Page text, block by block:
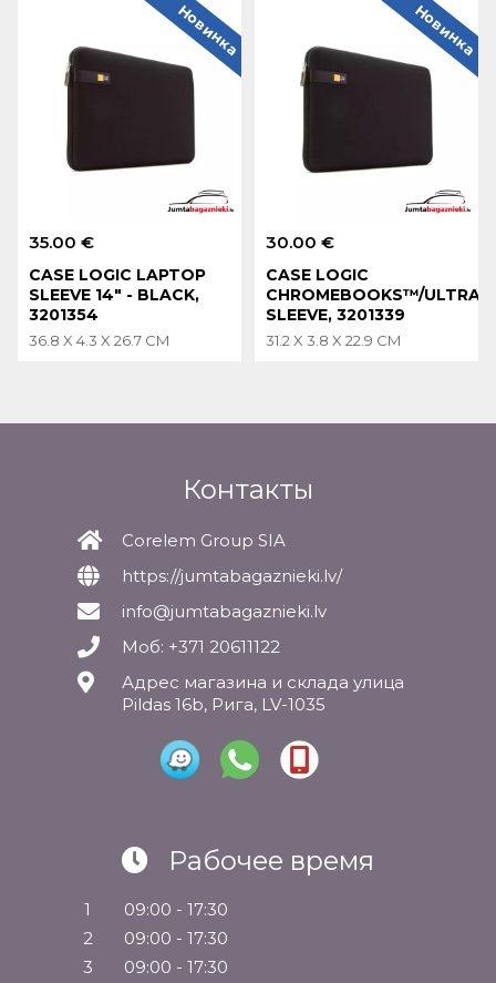
35.00 €
CASE LOGIC LAPTOP
SLEEVE 14" - BLACK,
3201354
36.8 X 4.3 X 26.7 CM
Новинка
30.00 €
CASE LOGIC
CHROMEBOOKS™/
SLEEVE, 3201339
31.2 X 3.8 X 22.9 CM
Новинка
Контакты
Corelem Group SIA
https://jumtabagaznieki.lv/
info@jumtabagaznieki.lv
Моб: +371 20611122
Адрес магазина и склада улица
Pildas 16b, Рига, LV-1035
Рабочее время
1
09:00 - 17:30
2
09:00 - 17:30
3
09:00 - 17:30